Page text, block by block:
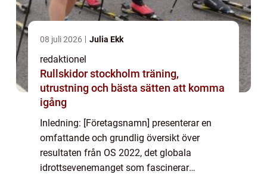
08 juli 2026 Julia Ekk
redaktionel
Rullskidor stockholm träning,
utrustning och bästa sätten att komma
igång
Inledning: [Företagsnamn] presenterar en
omfattande och grundlig översikt över
resultaten från OS 2022, det globala
idrottsevenemanget som fascinerar